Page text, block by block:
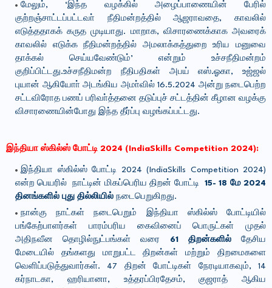
மேலும், ‘இந்த வழக்கில் அழைப்பாணையின் பேரில்
குற்றஞ்சாட்டப்பட்டவா் நீதிமன்றத்தில் ஆஜராவதை, காவலில்
எடுத்ததாகக் கருத முடியாது. மாறாக, விசாரணைக்காக அவரைக்
காவலில் எடுக்க நீதிமன்றத்தில் அமலாக்கத்துறை உரிய மனுவை
தாக்கல் செய்யவேண்டும்’ என்றும் உச்சநீதிமன்றம்
குறிப்பிட்டது.உச்சநீதிமன்ற நீதிபதிகள் அபய் எஸ்.ஓகா, உஜ்ஜல்
புயான் ஆகியோா் அடங்கிய அமா்வில் 16.5.2024 அன்று நடைபெற்ற
சட்டவிரோத பணப் பரிவா்த்தனை தடுப்புச் சட்டத்தின் கீழான வழக்கு
விசாரணையின்போது இந்த தீர்ப்பு வழங்கப்பட்டது.
இந்தியா ஸ்கில்ஸ் போட்டி 2024 (IndiaSkills Competition 2024):
இந்தியா ஸ்கில்ஸ் போட்டி 2024 (IndiaSkills Competition 2024)
என்ற பெயரில் நாட்டின் மிகப்பெரிய திறன் போட்டி 15- 18 மே 2024
தினங்களில் புது தில்லியில் நடைபெறுகிறது.
நான்கு நாட்கள் நடைபெறும் இந்தியா ஸ்கில்ஸ் போட்டியில்
பங்கேற்பாளர்கள் பாரம்பரிய கைவினைப் பொருட்கள் முதல்
அதிநவீன தொழில்நுட்பங்கள் வரை 61 திறன்களில்தேசிய
மேடையில் தங்களது மாறுபட்ட திறன்கள் மற்றும் திறமைகளை
வெளிப்படுத்துவார்கள். 47 திறன் போட்டிகள் நேரடியாகவும், 14
கர்நாடகா, ஹரியானா, உத்தரப்பிரதேசம், குஜராத் ஆகிய